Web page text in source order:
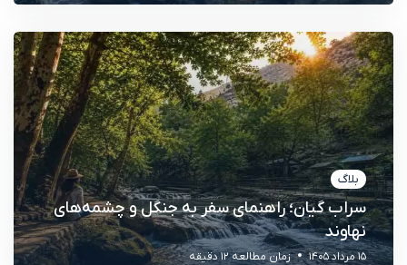
بلاگ
سراب گیان؛ راهنمای سفر به جنگل و چشمه‌های
نهاوند
15 مرداد 1405 زمان مطالعه 12 دقیقه